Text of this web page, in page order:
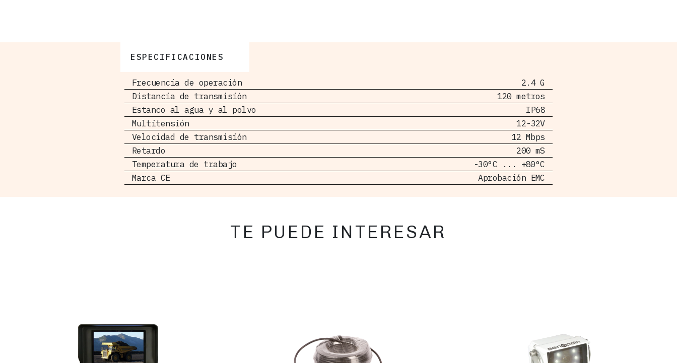
ESPECIFICACIONES
Frecuencia de operación
2.4 G
Distancia de transmisión
120 metros
Estanco al agua y al polvo
IP68
Multitensión
12-32V
Velocidad de transmisión
12 Mbps
Retardo
200 mS
Temperatura de trabajo
-30°C ... +80°C
Marca CE
Aprobación EMC
TE PUEDE INTERESAR